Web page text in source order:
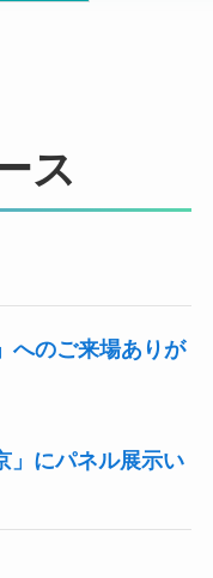
ス
へのご来場ありが
」にパネル展示い